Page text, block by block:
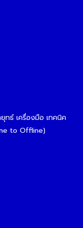
ทธ์ เครื่องมือ เทคนิค
to Offline)